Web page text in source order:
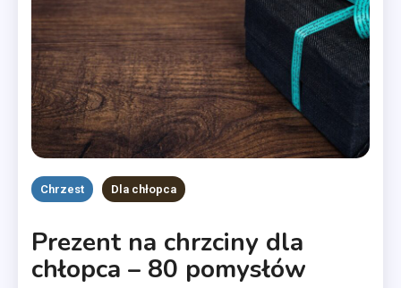
Chrzest Dla chłopca
Prezent na chrzciny dla
chłopca – 80 pomysłów